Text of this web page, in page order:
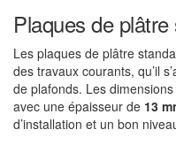
Plaques de
Les plaques de plâtre
des travaux courants, qu’il
de plafonds. Les
avec une épaisseur de 13
d’installation et un bon